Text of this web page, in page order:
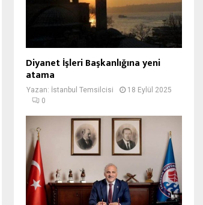
Diyanet İşleri Başkanlığına yeni
atama
Yazan: İstanbul Temsilcisi
18 Eylül 2025
0